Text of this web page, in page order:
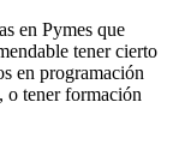
en Pymes que
tener cierto
en programación
o tener formación